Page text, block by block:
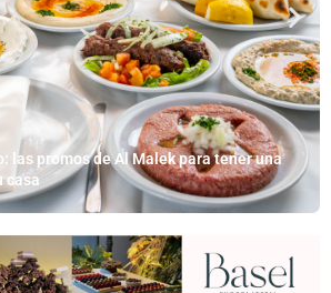
las promos de Al Malek para tener una
casa